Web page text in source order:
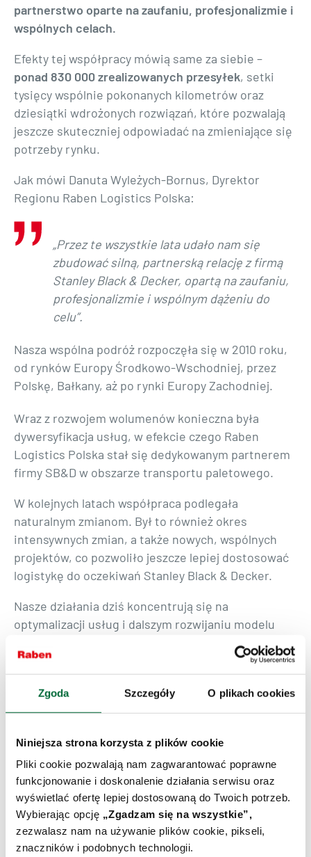
Zgoda Szczegóły O plikach cookies
Niniejsza strona korzysta z plików cookie
Pliki cookie pozwalają nam zagwarantować poprawne
funkcjonowanie i doskonalenie działania serwisu oraz
wyświetlać ofertę lepiej dostosowaną do Twoich potrzeb.
Wybierając opcję „Zgadzam się na wszystkie”,
zezwalasz nam na używanie plików cookie, pikseli,
znaczników i podobnych technologii.
partnerstwo oparte na zaufaniu, profesjonalizmie i
wspólnych celach.
Efekty tej współpracy mówią same za siebie –
ponad 830 000 zrealizowanych przesyłek, setki
tysięcy wspólnie pokonanych kilometrów oraz
dziesiątki wdrożonych rozwiązań, które pozwalają
jeszcze skuteczniej odpowiadać na zmieniające się
potrzeby rynku.
Jak mówi Danuta Wyleżych-Bornus, Dyrektor
Regionu Raben Logistics Polska:
„Przez te wszystkie lata udało nam się
zbudować silną, partnerską relację z firmą
Stanley Black & Decker, opartą na zaufaniu,
profesjonalizmie i wspólnym dążeniu do
celu”.
Nasza wspólna podróż rozpoczęła się w 2010 roku,
od rynków Europy Środkowo-Wschodniej, przez
Polskę, Bałkany, aż po rynki Europy Zachodniej.
Wraz z rozwojem wolumenów konieczna była
dywersyfikacja usług, w efekcie czego Raben
Logistics Polska stał się dedykowanym partnerem
firmy SB&D w obszarze transportu paletowego.
W kolejnych latach współpraca podlegała
naturalnym zmianom. Był to również okres
intensywnych zmian, a także nowych, wspólnych
projektów, co pozwoliło jeszcze lepiej dostosować
logistykę do oczekiwań Stanley Black & Decker.
Nasze działania dziś koncentrują się na
optymalizacji usług i dalszym rozwijaniu modelu
partnerskiego, który przez lata udowodnił swoją
skuteczność. Wierzymy, że przed nami kolejne lata
wspólnych wyzwań i nowych projektów, które będą
kontynuacją tej wyjątkowej relacji biznesowej.
wspólnych sukcesów. Z radością patrzymy w
przyszłość!